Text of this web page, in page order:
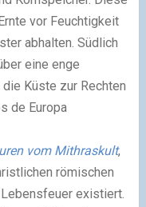
vor Feuchtigkeit
abhalten. Südlich
eine enge
Küste zur Rechten
de Europa
vom Mithraskult,
römischen
existiert.